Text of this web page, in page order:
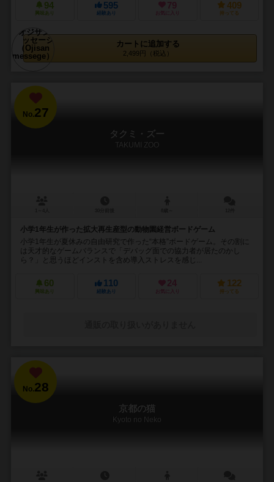
94
興味あり
595
経験あり
79
お気に入り
409
持ってる
カートに追加する
2,499円（税込）
No.27
タクミ・ズー
TAKUMI ZOO
小学1年生が作った拡大再生産型の動物園経営ボードゲーム
小学1年生が夏休みの自由研究で作った“本格”ボードゲーム。その割に
は天才的なゲームバランスで「デバッグ面での協力者が居たのかし
ら？」と思うほどインストを含め導入ストレスを感じ...
60
興味あり
110
経験あり
24
お気に入り
122
持ってる
No.28
京都の猫
Kyoto no Neko